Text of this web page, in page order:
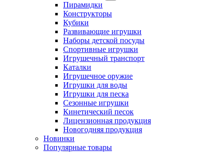
Пирамидки
Конструкторы
Кубики
Развивающие игрушки
Наборы детской посуды
Спортивные игрушки
Игрушечный транспорт
Каталки
Игрушечное оружие
Игрушки для воды
Игрушки для песка
Сезонные игрушки
Кинетический песок
Лицензионная продукция
Новогодняя продукция
Новинки
Популярные товары